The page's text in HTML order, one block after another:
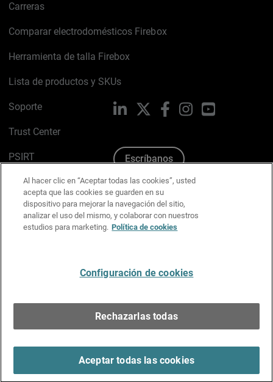
Carreras
Comparar electrodomésticos Firebox
Herramienta de talla Firebox
Lista de productos y SKUs
Soporte
Trust Center
PSIRT
Política de cookies
Política de privacidad
Kit de medios y marca
LinkedIn FacebookInstagramYouTube
Escríbanos
Al hacer clic en “Aceptar todas las cookies”, usted
acepta que las cookies se guarden en su
dispositivo para mejorar la navegación del sitio,
analizar el uso del mismo, y colaborar con nuestros
estudios para marketing. Política de cookies
Configuración de cookies
Rechazarlas todas
Aceptar todas las cookies